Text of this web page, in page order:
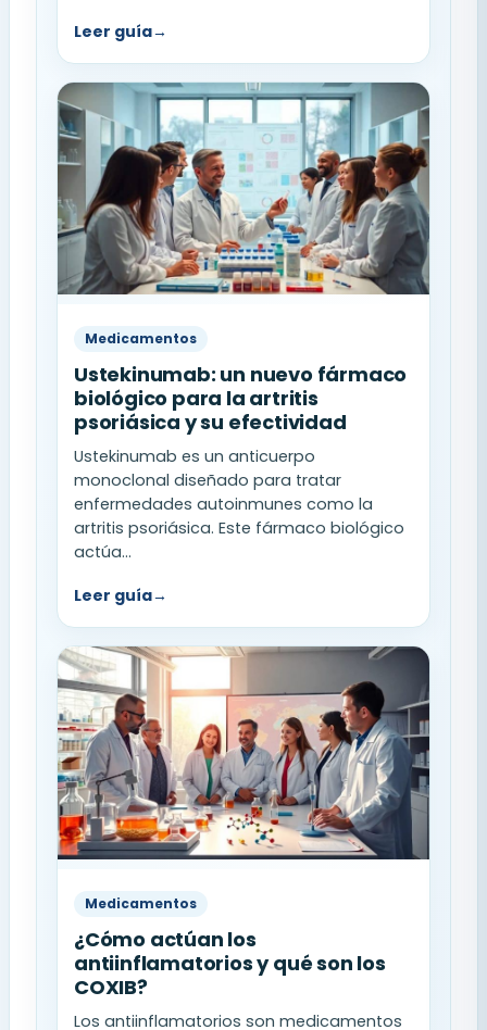
Leer guía→
Medicamentos
Ustekinumab: un nuevo fármaco
biológico para la artritis
psoriásica y su efectividad
Ustekinumab es un anticuerpo
monoclonal diseñado para tratar
enfermedades autoinmunes como la
artritis psoriásica. Este fármaco biológico
actúa...
Leer guía→
Medicamentos
¿Cómo actúan los
antiinflamatorios y qué son los
COXIB?
Los antiinflamatorios son medicamentos